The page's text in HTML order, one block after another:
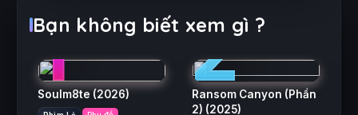
Bạn không biết xem gì ?
1
Soulm8te (2026) 2
Ransom Canyon (Phần
2) (2025)